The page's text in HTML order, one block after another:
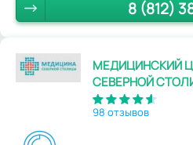
8 (812)
МЕДИЦИНСКИЙ
СЕВЕРНОЙ
98 отзывов